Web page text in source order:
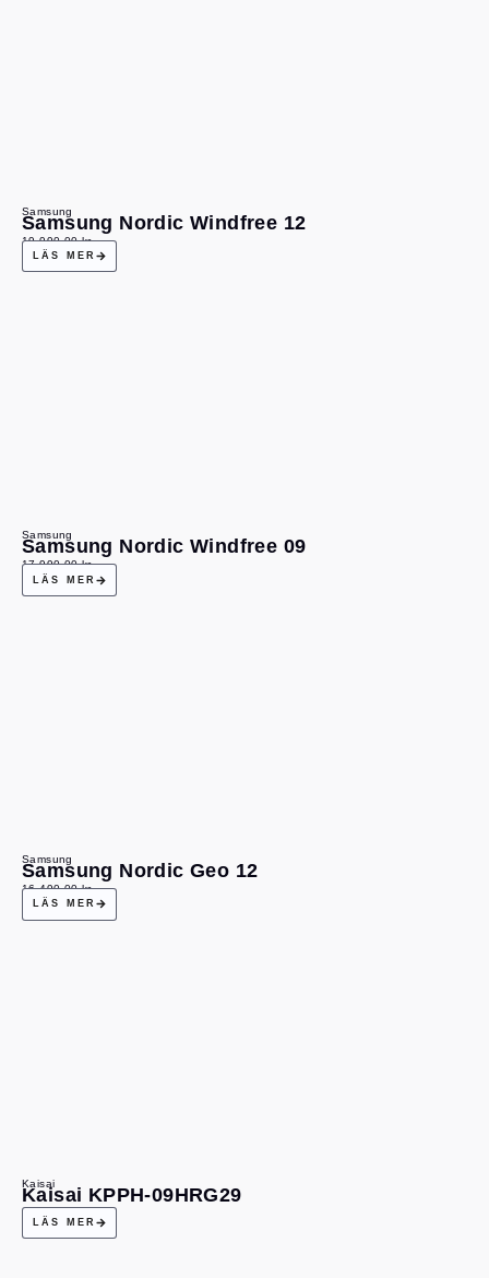
Samsung
Samsung Nordic Windfree 12
19 990,00kr
LÄS MER
Samsung
Samsung Nordic Windfree 09
17 990,00kr
LÄS MER
Samsung
Samsung Nordic Geo 12
16 490,00kr
LÄS MER
Kaisai
Kaisai KPPH-09HRG29
LÄS MER